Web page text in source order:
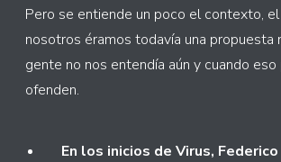
Pero se entiende un poco el contexto,
nosotros éramos todavía una propuesta
gente no nos entendía aún y cuando eso
ofenden.
En los inicios de Virus, Federico